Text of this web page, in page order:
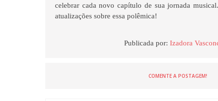
celebrar cada novo capítulo de sua jornada
atualizações sobre essa polêmica!
Publicada por: Izadora
COMENTE A POSTAGEM!